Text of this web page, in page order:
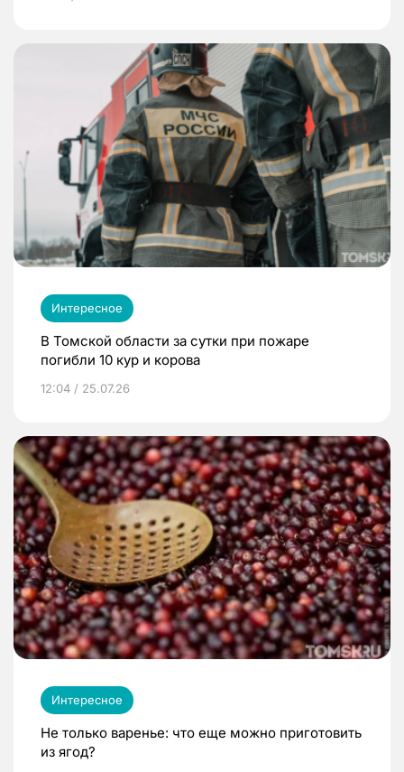
Интересное
В Томской области за сутки при пожаре
погибли 10 кур и корова
12:04 / 25.07.26
Интересное
Не только варенье: что еще можно приготовить
из ягод?